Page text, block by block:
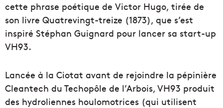
cette phrase poétique de Victor Hugo, tirée de
son livre Quatrevingt-treize (1873), que s’est
inspiré Stéphan Guignard pour lancer sa start-up
VH93.
Lancée à la Ciotat avant de rejoindre la pépinière
Cleantech du Techopôle de l’Arbois, VH93 produit
des hydroliennes houlomotrices (qui utilisent